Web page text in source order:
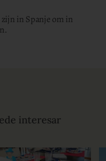
in Spanje om in
interesar